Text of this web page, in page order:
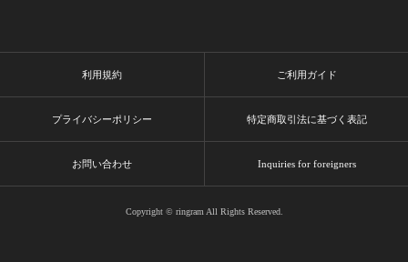
利用規約 ご利用ガイド
プライバシーポリシー 特定商取引法に基づく表記
お問い合わせ Inquiries for foreigners
Copyright © ringram All Rights Reserved.